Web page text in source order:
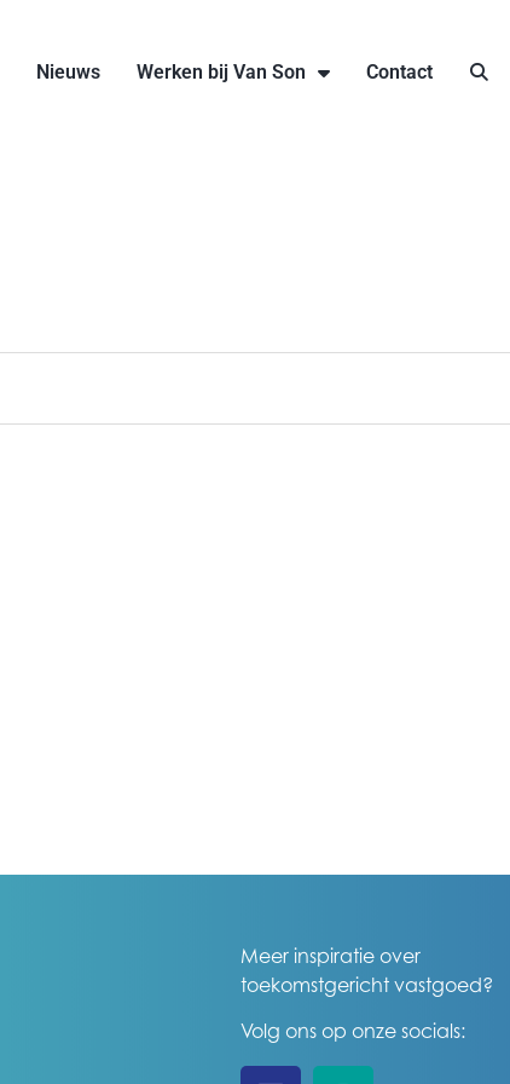
Nieuws Werken bij Van Son Contact
Meer inspiratie over
toekomstgericht vastgoed?
Volg ons op onze socials: